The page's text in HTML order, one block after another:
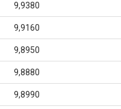
9,9380
9,9160
9,8950
9,8880
9,8990